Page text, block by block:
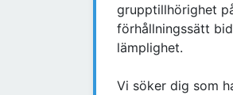
grupptillhörighet
förhållningssätt
lämplighet.
Vi söker dig som